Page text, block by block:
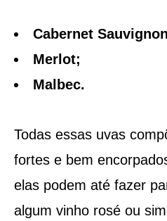
Cabernet
Merlot;
Malbec.
Todas essas uvas
fortes e bem
elas podem até fazer
algum vinho rosé ou